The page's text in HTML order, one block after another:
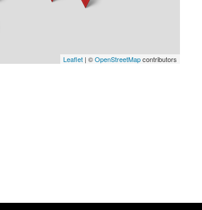
Leaflet| ©OpenStreetMapcontributors